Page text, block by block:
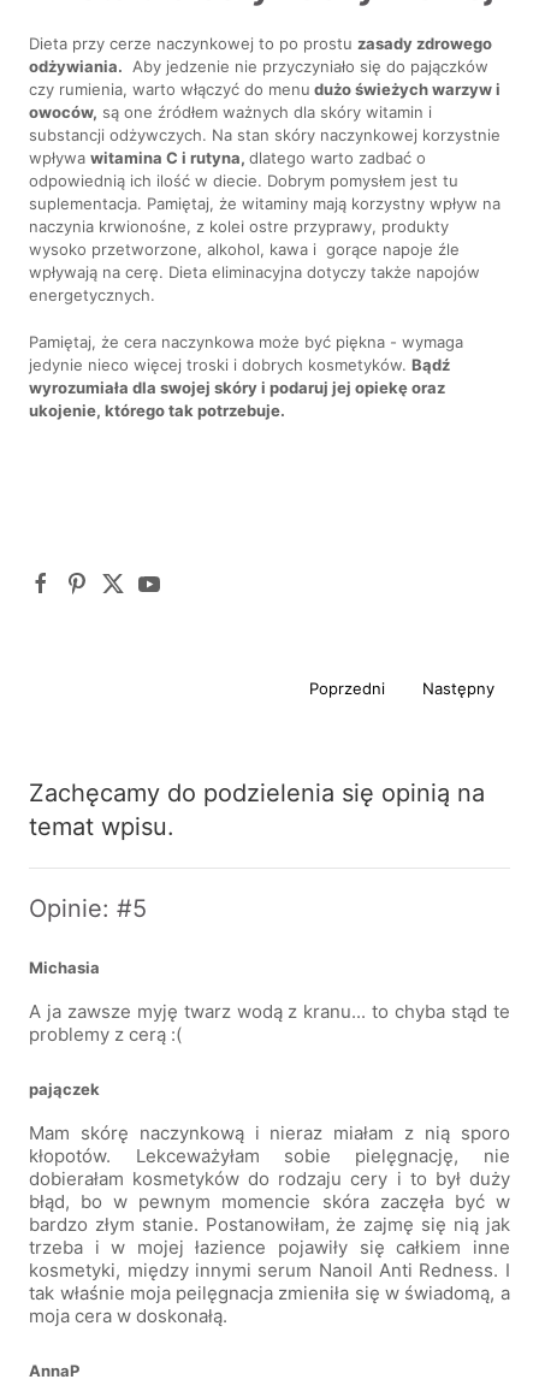
Dieta przy cerze naczynkowej to po prostu zasady zdrowego
odżywiania. Aby jedzenie nie przyczyniało się do pajączków
czy rumienia, warto włączyć do menu dużo świeżych warzyw i
owoców, są one źródłem ważnych dla skóry witamin i
substancji odżywczych. Na stan skóry naczynkowej korzystnie
wpływawitamina C i rutyna,dlatego warto zadbać o
odpowiednią ich ilość w diecie. Dobrym pomysłem jest tu
suplementacja. Pamiętaj, że witaminy mają korzystny wpływ na
naczynia krwionośne, z kolei ostre przyprawy, produkty
wysoko przetworzone, alkohol, kawa i gorące napoje źle
wpływają na cerę. Dieta eliminacyjna dotyczy także napojów
energetycznych.
Pamiętaj, że cera naczynkowa może być piękna - wymaga
jedynie nieco więcej troski i dobrych kosmetyków.Bądź
wyrozumiała dla swojej skóry i podaruj jej opiekę oraz
ukojenie, którego tak potrzebuje.
Poprzedni Następny
Zachęcamy do podzielenia się opinią na
temat wpisu.
Opinie: #5
Michasia
A ja zawsze myję twarz wodą z kranu... to chyba stąd te
problemy z cerą :(
pajączek
Mam skórę naczynkową i nieraz miałam z nią sporo
kłopotów. Lekceważyłam sobie pielęgnację, nie
dobierałam kosmetyków do rodzaju cery i to był duży
błąd, bo w pewnym momencie skóra zaczęła być w
bardzo złym stanie. Postanowiłam, że zajmę się nią jak
trzeba i w mojej łazience pojawiły się całkiem inne
kosmetyki, między innymi serum Nanoil Anti Redness. I
tak właśnie moja peilęgnacja zmieniła się w świadomą, a
moja cera w doskonałą.
AnnaP